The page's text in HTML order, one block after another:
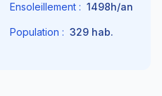
Ensoleillement : 1498h/an
Population : 329 hab.